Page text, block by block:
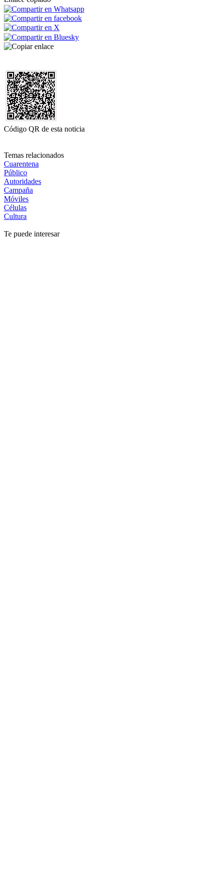
Código QR de esta noticia
Temas relacionados
Cuarentena
Público
Autoridades
Campaña
Móviles
Células
Cultura
Te puede interesar